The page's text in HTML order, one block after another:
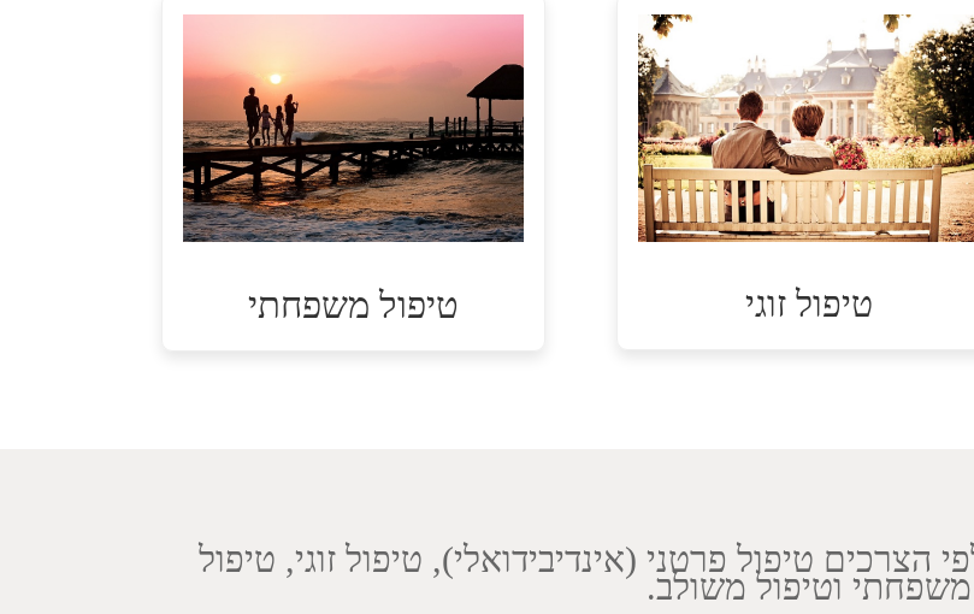
טיפול משפחתי טיפול זוגי
הצרכים טיפול פרטני (אינדיבידואלי), טיפול זוגי, טיפול
משפחתי וטיפול משולב.